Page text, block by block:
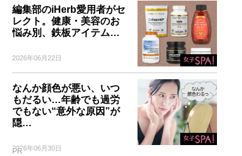
編集部のiHerb愛用者がセ
レクト。健康・美容のお
悩み別、鉄板アイテム…
2026年06月22日
なんか顔色が悪い、いつ
もだるい…年齢でも過労
でもない“意外な原因”が
隠…
2026年06月30日
PR